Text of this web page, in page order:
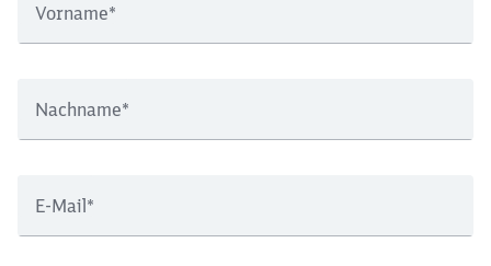
Vorname*
Nachname*
E-Mail*